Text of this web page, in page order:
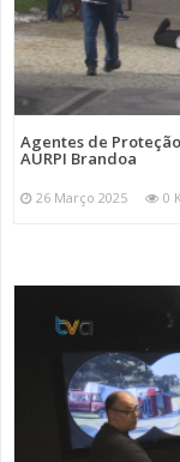
Agentes de
AURPI Brandoa
26 Março 2025 0 K